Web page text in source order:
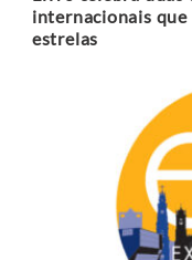
internacionais
estrelas